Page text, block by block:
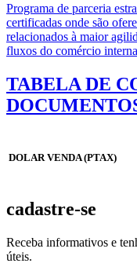
Programa de parceria
certificadas onde são
relacionados à maior
fluxos do comércio
TABELA DE
DOLAR VENDA (PTAX)
cadastre-se
Receba informativos e
úteis.